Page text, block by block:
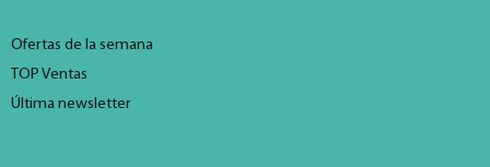
Ofertas de la semana
TOP Ventas
Última newsletter